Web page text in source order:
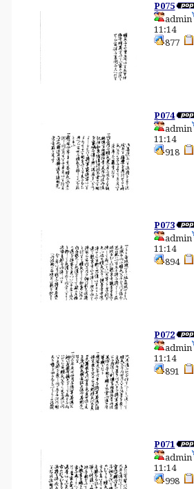
P075
admin
11:14
877
P074
admin
11:14
918
P073
admin
11:14
894
P072
admin
11:14
891
P071
admin
11:14
998